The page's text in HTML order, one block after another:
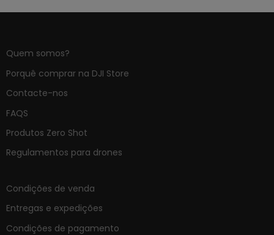
Quem somos?
Porquê comprar na DJI Store
Contacte-nos
FAQS
Produtos Zero Shot
Regulamentos para drones
Condições de venda
Entregas e expedições
Condições de pagamento